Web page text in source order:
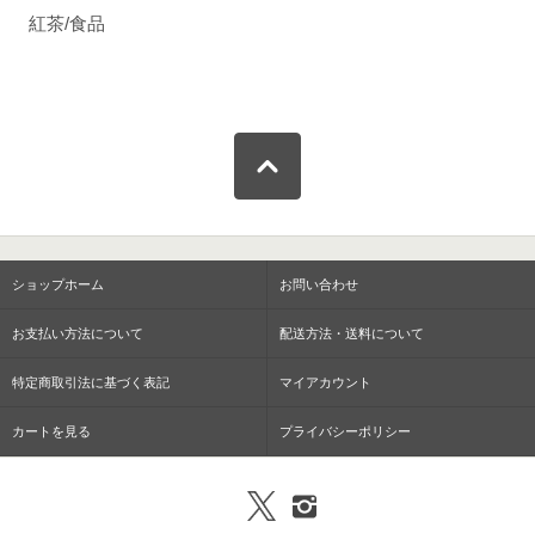
紅茶/食品
ショップホーム お問い合わせ
お支払い方法について 配送方法・送料について
特定商取引法に基づく表記 マイアカウント
カートを見る プライバシーポリシー